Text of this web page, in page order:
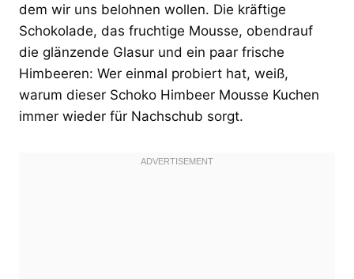
dem wir uns belohnen wollen. Die kräftige
Schokolade, das fruchtige Mousse, obendrauf
die glänzende Glasur und ein paar frische
Himbeeren: Wer einmal probiert hat, weiß,
warum dieser Schoko Himbeer Mousse Kuchen
immer wieder für Nachschub sorgt.